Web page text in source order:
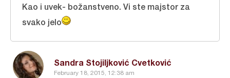
Sandra Stojiljković Cvetković
February 18, 2015, 12:38 am
Kao i uvek- božanstveno. Vi ste majstor za
svako jelo